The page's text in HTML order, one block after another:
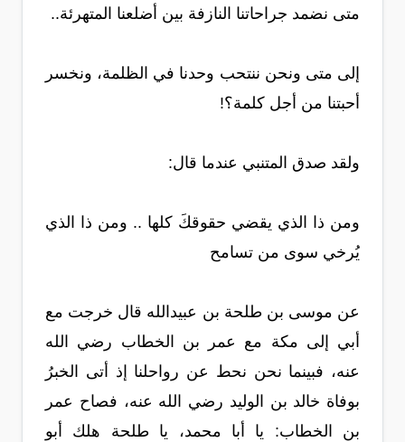
متى نضمد جراحاتنا النازفة بين أضلعنا المتهرئة..
إلى متى ونحن ننتحب وحدنا في الظلمة، ونخسر
أحبتنا من أجل كلمة؟!
ولقد صدق المتنبي عندما قال:
ومن ذا الذي يقضي حقوقكَ كلها .. ومن ذا الذي
يُرخي سوى من تسامح
عن موسى بن طلحة بن عبيدالله قال خرجت مع
أبي إلى مكة مع عمر بن الخطاب رضي الله
عنه، فبينما نحن نحط عن رواحلنا إذ أتى الخبرُ
بوفاة خالد بن الوليد رضي الله عنه، فصاح عمر
بن الخطاب: يا أبا محمد، يا طلحة هلك أبو